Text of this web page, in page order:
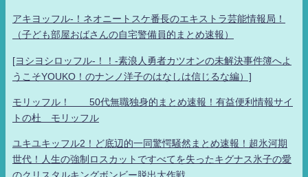
アキヨッフル-！ネオニートスケ番長のエキストラ芸能情報局！
（子ども部屋おばさんの自宅警備員的まとめ速報）
[ヨシヨシロッフル-！！-素浪人勇者カツオンの未解決事件簿へよ
うこそYOUKO！のナンノ洋子のはなしは信じるな編）]
モリッフル！ 50代無職独身的まとめ速報！有益便利情報サイ
トの杜 モリッフル
ユキユキッフル2！ど底辺的一同驚愕騒然まとめ速報！超氷河期
世代！人生の強制ロスカットですべてを失ったキグナス氷子の愛